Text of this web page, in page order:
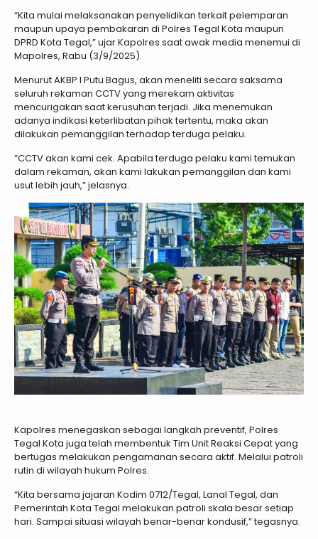
“Kita mulai melaksanakan penyelidikan terkait pelemparan
maupun upaya pembakaran di Polres Tegal Kota maupun
DPRD Kota Tegal,” ujar Kapolres saat awak media menemui di
Mapolres, Rabu (3/9/2025).
Menurut AKBP I Putu Bagus, akan meneliti secara saksama
seluruh rekaman CCTV yang merekam aktivitas
mencurigakan saat kerusuhan terjadi. Jika menemukan
adanya indikasi keterlibatan pihak tertentu, maka akan
dilakukan pemanggilan terhadap terduga pelaku.
“CCTV akan kami cek. Apabila terduga pelaku kami temukan
dalam rekaman, akan kami lakukan pemanggilan dan kami
usut lebih jauh,” jelasnya.
Kapolres menegaskan sebagai langkah preventif, Polres
Tegal Kota juga telah membentuk Tim Unit Reaksi Cepat yang
bertugas melakukan pengamanan secara aktif. Melalui patroli
rutin di wilayah hukum Polres.
“Kita bersama jajaran Kodim 0712/Tegal, Lanal Tegal, dan
Pemerintah Kota Tegal melakukan patroli skala besar setiap
hari. Sampai situasi wilayah benar-benar kondusif,” tegasnya.